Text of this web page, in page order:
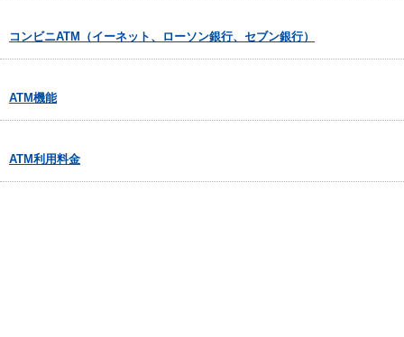
コンビニATM（イーネット、ローソン銀行、セブン銀行）
ATM機能
ATM利用料金